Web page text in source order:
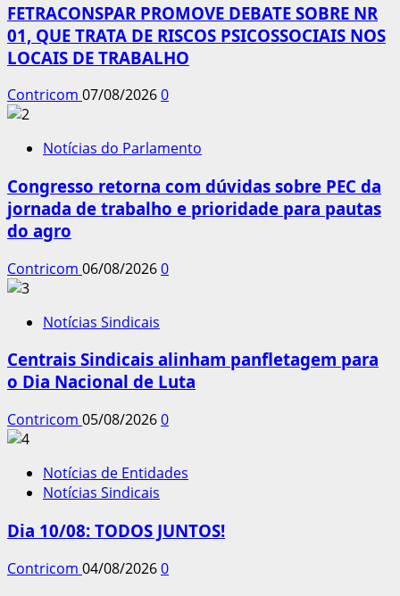
FETRACONSPAR PROMOVE DEBATE SOBRE NR
01, QUE TRATA DE RISCOS PSICOSSOCIAIS NOS
LOCAIS DE TRABALHO
Contricom 07/08/20260
Notícias do Parlamento
Congresso retorna com dúvidas sobre PEC da
jornada de trabalho e prioridade para pautas
do agro
Contricom 06/08/20260
Notícias Sindicais
Centrais Sindicais alinham panfletagem para
o Dia Nacional de Luta
Contricom 05/08/20260
Notícias de Entidades
Notícias Sindicais
Dia 10/08: TODOS JUNTOS!
Contricom 04/08/20260